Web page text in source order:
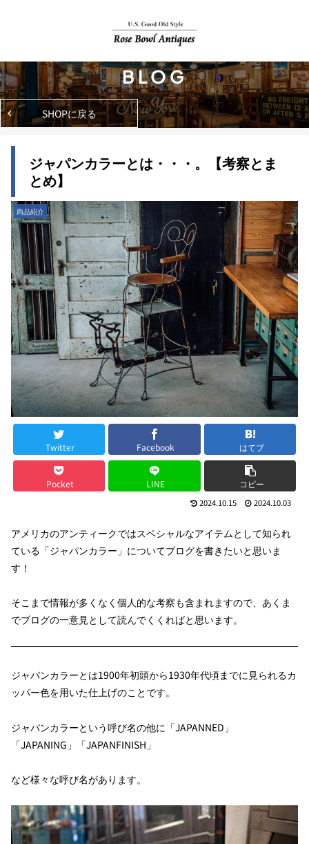
BLOG
SHOPに戻る
ジャパンカラーとは・・・。【考察とま
とめ】
商品紹介
Twitter Facebook はてブ
Pocket LINE コピー
2024.10.15 2024.10.03
アメリカのアンティークではスペシャルなアイテムとして知られ
ている「ジャパンカラー」についてブログを書きたいと思いま
す！
そこまで情報が多くなく個人的な考察も含まれますので、あくま
でブログの一意見として読んでくくればと思います。
ジャパンカラーとは1900年初頭から1930年代頃までに見られるカ
ッパー色を用いた仕上げのことです。
ジャパンカラーという呼び名の他に「JAPANNED」
「JAPANING」「JAPANFINISH」
など様々な呼び名があります。